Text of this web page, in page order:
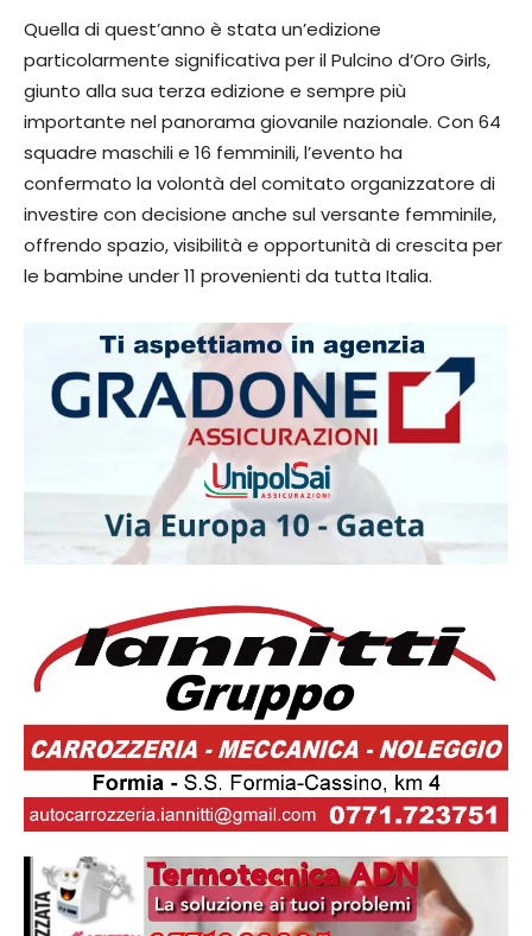
Quella di quest’anno è stata un’edizione
particolarmente significativa per il Pulcino d’Oro Girls,
giunto alla sua terza edizione e sempre più
importante nel panorama giovanile nazionale. Con 64
squadre maschili e 16 femminili, l’evento ha
confermato la volontà del comitato organizzatore di
investire con decisione anche sul versante femminile,
offrendo spazio, visibilità e opportunità di crescita per
le bambine under 11 provenienti da tutta Italia.